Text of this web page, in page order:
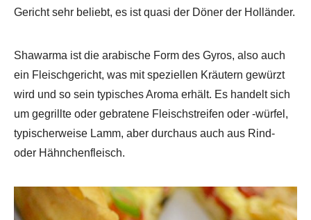
Gericht sehr beliebt, es ist quasi der Döner der Holländer.
Shawarma ist die arabische Form des Gyros, also auch
ein Fleischgericht, was mit speziellen Kräutern gewürzt
wird und so sein typisches Aroma erhält. Es handelt sich
um gegrillte oder gebratene Fleischstreifen oder -würfel,
typischerweise Lamm, aber durchaus auch aus Rind-
oder Hähnchenfleisch.